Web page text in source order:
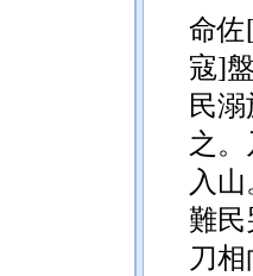
命佐
寇]
民
之。
入
難民
刀相